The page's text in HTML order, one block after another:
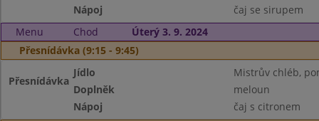
Nápoj
čaj se sirupem
Menu
Chod
Úterý 3. 9. 2024
Přesnídávka (9:15 - 9:45)
Přesnídávka
Jídlo
Mistrův chléb,
Doplněk
meloun
Nápoj
čaj s citronem